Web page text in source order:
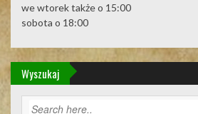
we wtorek także o 15:00
sobota o 18:00
Wyszukaj